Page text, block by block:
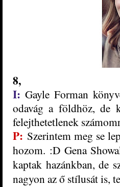
8,
I: Gayle Forman
odavág a földhöz, de
felejthetetlenek
P: Szerintem meg se
hozom. :D Gena
kaptak hazánkban, de
nagyon az ő stílusát is,